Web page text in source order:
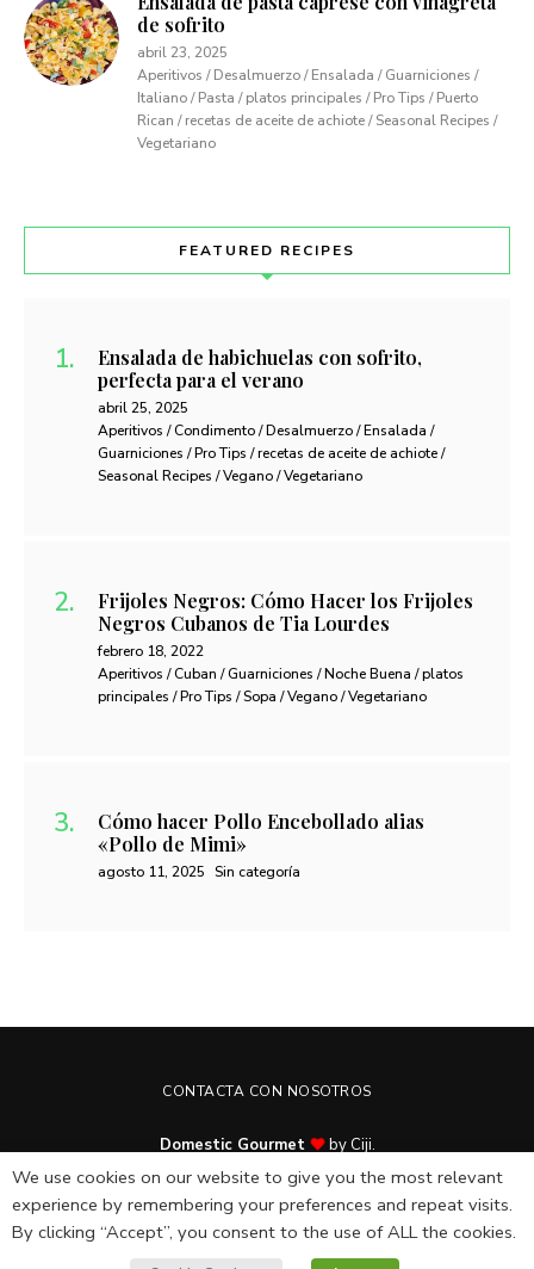
de sofrito
abril 23, 2025
Aperitivos / Desalmuerzo / Ensalada / Guarniciones /
Italiano / Pasta / platos principales / Pro Tips / Puerto
Rican / recetas de aceite de achiote / Seasonal Recipes /
Vegetariano
FEATURED RECIPES
Ensalada de habichuelas con sofrito,
perfecta para el verano
abril 25, 2025
Aperitivos / Condimento / Desalmuerzo / Ensalada /
Guarniciones / Pro Tips / recetas de aceite de achiote /
Seasonal Recipes / Vegano / Vegetariano
Frijoles Negros: Cómo Hacer los Frijoles
Negros Cubanos de Tia Lourdes
febrero 18, 2022
Aperitivos / Cuban / Guarniciones / Noche Buena / platos
principales / Pro Tips / Sopa / Vegano / Vegetariano
Cómo hacer Pollo Encebollado alias
«Pollo de Mimi»
agosto 11, 2025 Sin categoría
CONTACTA CON NOSOTROS
Domestic Gourmet
by Ciji.
© Copyright 2025. All rights reserved.
We use cookies on our website to give you the most relevant
experience by remembering your preferences and repeat visits.
By clicking “Accept”, you consent to the use of ALL the cookies.
English(Inglés) Español